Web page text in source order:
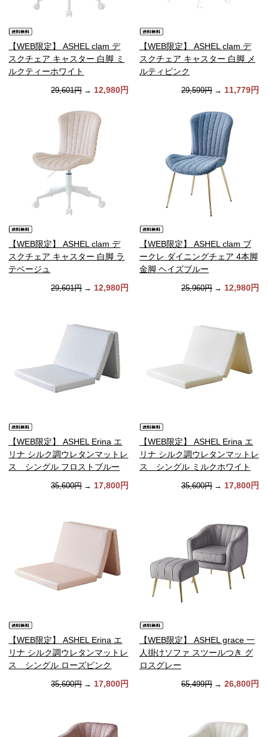
【WEB限定】 ASHEL clam デ
スクチェア キャスター 白脚 ミ
ルクティーホワイト
29,601円 → 12,980円
【WEB限定】 ASHEL clam デ
スクチェア キャスター 白脚 メ
ルティピンク
29,599円 → 11,779円
【WEB限定】 ASHEL clam デ
スクチェア キャスター 白脚 ラ
テベージュ
29,601円 → 12,980円
【WEB限定】 ASHEL clam ブ
ークレ ダイニングチェア 4本脚
金脚 ヘイズブルー
25,960円 → 12,980円
【WEB限定】 ASHEL Erina エ
リナ シルク調ウレタンマットレ
ス シングル フロストブルー
35,600円 → 17,800円
【WEB限定】 ASHEL Erina エ
リナ シルク調ウレタンマットレ
ス シングル ミルクホワイト
35,600円 → 17,800円
【WEB限定】 ASHEL Erina エ
リナ シルク調ウレタンマットレ
ス シングル ローズピンク
35,600円 → 17,800円
【WEB限定】 ASHEL grace 一
人掛けソファ スツールつき グ
ロスグレー
65,499円 → 26,800円